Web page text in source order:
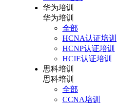
华为培训
华为培训
全部
HCNA认证培训
HCNP认证培训
HCIE认证培训
思科培训
思科培训
全部
CCNA培训